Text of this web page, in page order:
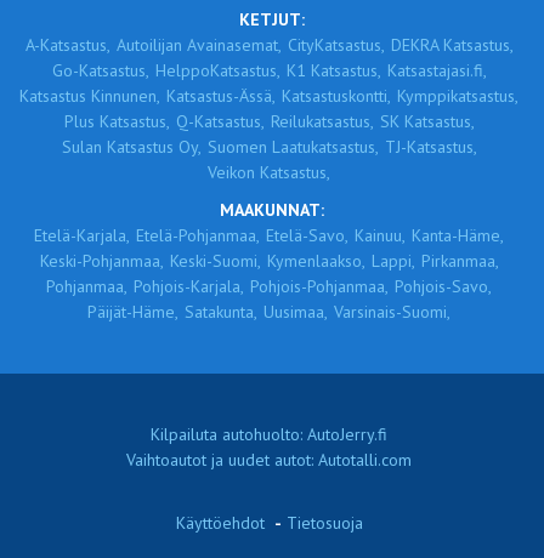
KETJUT:
A-Katsastus, Autoilijan Avainasemat, CityKatsastus, DEKRA Katsastus,
Go-Katsastus, HelppoKatsastus, K1 Katsastus, Katsastajasi.fi,
Katsastus Kinnunen, Katsastus-Ässä, Katsastuskontti, Kymppikatsastus,
Plus Katsastus, Q-Katsastus, Reilukatsastus, SK Katsastus,
Sulan Katsastus Oy, Suomen Laatukatsastus, TJ-Katsastus,
Veikon Katsastus,
MAAKUNNAT:
Etelä-Karjala, Etelä-Pohjanmaa, Etelä-Savo, Kainuu, Kanta-Häme,
Keski-Pohjanmaa, Keski-Suomi, Kymenlaakso, Lappi, Pirkanmaa,
Pohjanmaa, Pohjois-Karjala, Pohjois-Pohjanmaa, Pohjois-Savo,
Päijät-Häme, Satakunta, Uusimaa, Varsinais-Suomi,
Kilpailuta autohuolto: AutoJerry.fi
Vaihtoautot ja uudet autot: Autotalli.com
Käyttöehdot - Tietosuoja